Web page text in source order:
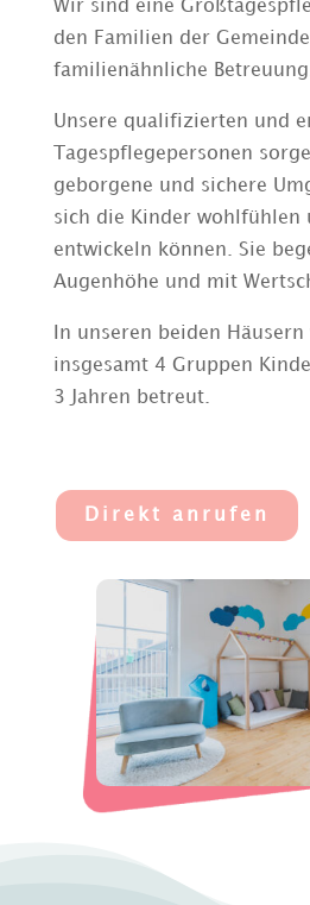
Wir sind eine
den Familien der
familienähnliche
Unsere qualifizierten und
Tagespflegepersonen
geborgene und sichere
sich die Kinder wohlfühlen
entwickeln können. Sie
Augenhöhe und mit
In unseren beiden
insgesamt 4 Gruppen
3 Jahren betreut.
Direkt anrufen